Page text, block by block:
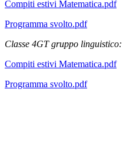
Compiti estivi Matematica.pdf
Programma svolto.pdf
Classe 4GT gruppo linguistico:
Compiti estivi Matematica.pdf
Programma svolto.pdf